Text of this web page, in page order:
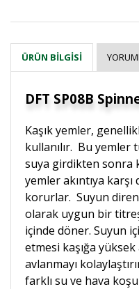
ÜRÜN BILGISI
DFT SP08B
Kaşık yemler,
kullanılır. Bu yemler
suya girdikten sonra
yemler akıntıya
korurlar. Suyun
olarak uygun bir
içinde döner. Suyun
etmesi kaşığa yüksek
avlanmayı
farklı su ve hava